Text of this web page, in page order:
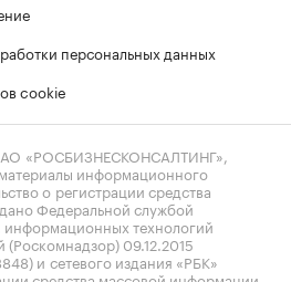
персональных данных
cookie
«РОСБИЗНЕСКОНСАЛТИНГ»,
информационного
о регистрации средства
Федеральной службой
информационных технологий
09.12.2015
и сетевого издания «РБК»